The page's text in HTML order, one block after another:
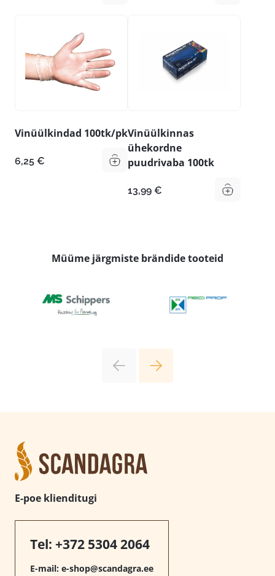
Vinüülkindad 100tk/pk
6,25 €
Vinüülkinnas
ühekordne
puudrivaba 100tk
13,99 €
Müüme järgmiste brändide tooteid
E-poe klienditugi
Tel: +372 5304 2064
E-mail: e-shop@scandagra.ee